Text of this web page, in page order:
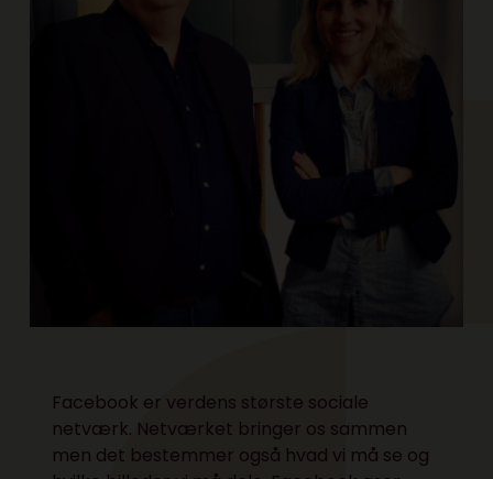
Facebook er verdens største sociale
netværk. Netværket bringer os sammen
men det bestemmer også hvad vi må se og